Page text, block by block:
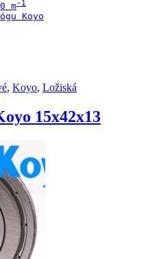
m
Koyo
, Koyo, Ložiská
15x42x13